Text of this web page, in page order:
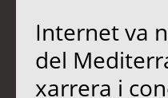
Internet va
del
xarrera i